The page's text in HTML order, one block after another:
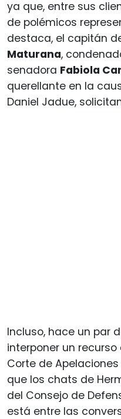
ya que, entre sus
de polémicos
destaca, el capitán
Maturana,
senadora Fabiola
querellante en la
Daniel Jadue,
Incluso, hace un par
interponer un
Corte de
que los chats de
del Consejo de
está entre las